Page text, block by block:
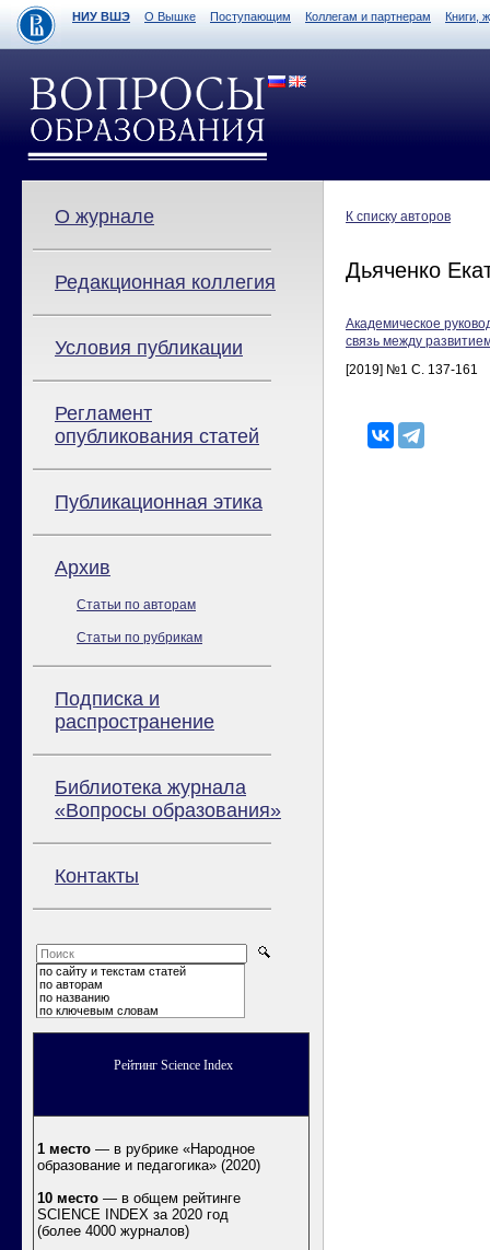
НИУ ВШЭ О Вышке Поступающим Коллегам и партнерам Книги,
О журнале
Редакционная коллегия
Условия публикации
Регламент
опубликования статей
Публикационная этика
Архив
Статьи по авторам
Статьи по рубрикам
Подписка и
распространение
Библиотека журнала
«Вопросы образования»
Контакты
по сайту и текстам статей
по авторам
по названию
по ключевым словам
Рейтинг Science Index
1 место — в рубрике «Народное
образование и педагогика» (2020)
10 место — в общем рейтинге
SCIENCE INDEX за 2020 год
(более 4000 журналов)
К списку авторов
Дьяченко
Академическое
связь между
[2019] №1 С. 137-161